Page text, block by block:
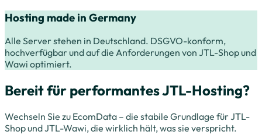
Hosting made in Germany
Alle Server stehen in Deutschland. DSGVO-konform,
hochverfügbar und auf die Anforderungen von JTL-Shop und
Wawi optimiert.
Bereit für performantes JTL-Hosting?
Wechseln Sie zu EcomData – die stabile Grundlage für JTL-
Shop und JTL-Wawi, die wirklich hält, was sie verspricht.